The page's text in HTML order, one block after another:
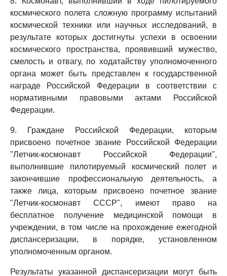
космического полета сложную программу испытаний
космической техники или научных исследований, в
результате которых достигнуты успехи в освоении
космического пространства, проявивший мужество,
смелость и отвагу, по ходатайству уполномоченного
органа может быть представлен к государственной
награде Российской Федерации в соответствии с
нормативными правовыми актами Российской
Федерации.
9. Граждане Российской Федерации, которым
присвоено почетное звание Российской Федерации
"Летчик-космонавт Российской Федерации",
выполнившие пилотируемый космический полет и
закончившие профессиональную деятельность, а
также лица, которым присвоено почетное звание
"Летчик-космонавт СССР", имеют право на
бесплатное получение медицинской помощи в
учреждении, в том числе на прохождение ежегодной
диспансеризации, в порядке, установленном
уполномоченным органом.
Результаты указанной диспансеризации могут быть